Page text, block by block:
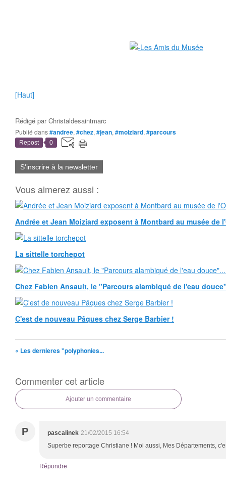
[Haut]
Rédigé parChristaldesaintmarc
Publié dans#andree, #chez, #jean, #moiziard, #parcours
Repost 0
S'inscrire à la newsletter
Vous aimerez aussi :
Andrée et Jean Moiziard exposent à Montbard au musée de
La sittelle torchepot
Chez Fabien Ansault, le "Parcours alambiqué de l'eau
C'est de nouveau Pâques chez Serge Barbier !
« Les dernieres "polyphonies...
Commenter cet article
Ajouter un commentaire
P pascalinek 21/02/2015 16:54
Superbe reportage Christiane ! Moi aussi, Mes Départements,
Répondre